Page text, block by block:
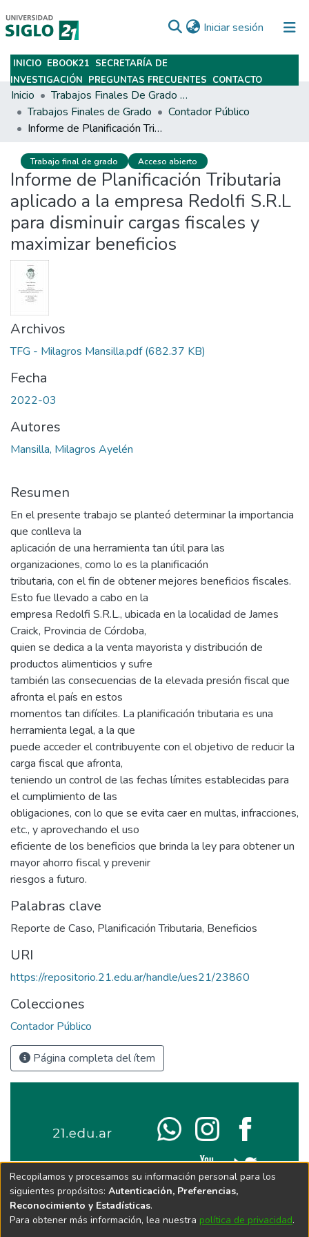
Iniciar sesión (current)
Subir
INICIO EBOOK21 SECRETARÍA DE
INVESTIGACIÓN PREGUNTAS FRECUENTES CONTACTO
Inicio
Trabajos Finales De Grado Y Posgrado
Trabajos Finales de Grado
Contador Público
Informe de Planificación Tributaria aplicado a la empresa Redolfi S.R.L para disminuir cargas fiscales y maximizar beneficios
Trabajo final de grado Acceso abierto
Informe de Planificación Tributaria
aplicado a la empresa Redolfi S.R.L
para disminuir cargas fiscales y
maximizar beneficios
Archivos
TFG - Milagros Mansilla.pdf(682.37 KB)
Fecha
2022-03
Autores
Mansilla, Milagros Ayelén
Resumen
En el presente trabajo se planteó determinar la importancia
que conlleva la
aplicación de una herramienta tan útil para las
organizaciones, como lo es la planificación
tributaria, con el fin de obtener mejores beneficios fiscales.
Esto fue llevado a cabo en la
empresa Redolfi S.R.L., ubicada en la localidad de James
Craick, Provincia de Córdoba,
quien se dedica a la venta mayorista y distribución de
productos alimenticios y sufre
también las consecuencias de la elevada presión fiscal que
afronta el país en estos
momentos tan difíciles. La planificación tributaria es una
herramienta legal, a la que
puede acceder el contribuyente con el objetivo de reducir la
carga fiscal que afronta,
teniendo un control de las fechas límites establecidas para
el cumplimiento de las
obligaciones, con lo que se evita caer en multas, infracciones,
etc., y aprovechando el uso
eficiente de los beneficios que brinda la ley para obtener un
mayor ahorro fiscal y prevenir
riesgos a futuro.
Palabras clave
Reporte de Caso, Planificación Tributaria, Beneficios
URI
https://repositorio.21.edu.ar/handle/ues21/23860
Colecciones
Contador Público
Página completa del ítem
Recopilamos y procesamos su información personal para los
siguientes propósitos: Autenticación, Preferencias,
Reconocimiento y Estadísticas.
Para obtener más información, lea nuestra política de privacidad.